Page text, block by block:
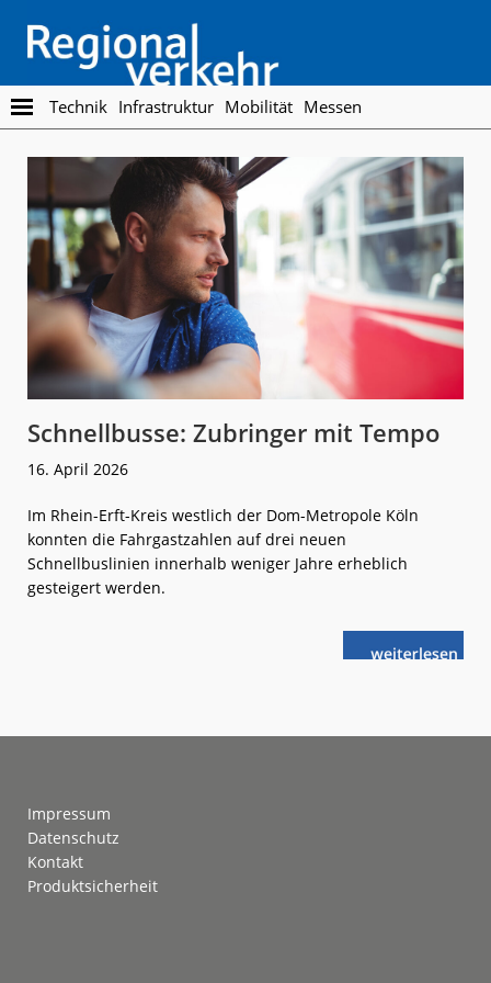
main
content
footer
Regionalverkehr
Die
Fachzeitschrift
Öffentlichen
Personennahverkehr
Technik Infrastruktur Mobilität Messen
Schnellbusse: Zubringer mit Tempo
16. April 2026
Im Rhein-Erft-Kreis westlich der Dom-Metropole Köln
konnten die Fahrgastzahlen auf drei neuen
Schnellbuslinien innerhalb weniger Jahre erheblich
gesteigert werden.
weiterlese
nSchnellbusse:
Impressum
Datenschutz
Kontakt
Produktsicherheit